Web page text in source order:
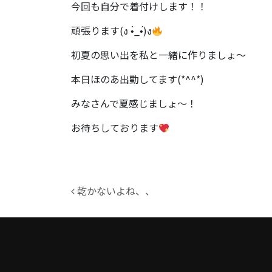
今回も自分で着付けします！！
頑張ります(ง •̀_•́)ง
初夏の思い出を私と一緒に作りましょ～
本日ほのあ出勤してます(*^^*)
みなさんで夏感じましょ～！
お待ちしております
投稿ナビゲーション
乾かないよね、、